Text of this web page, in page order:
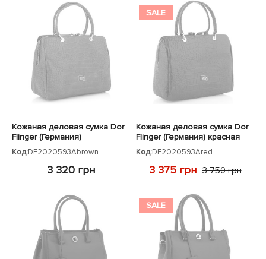
Кожаная деловая сумка Dor
Flinger (Германия)
коричневая
DF2020593Abrown
Код:DF2020593Abrown
3 320 грн
SALE
Кожаная деловая сумка Dor
Flinger (Германия) красная
DF2020593Ared
Код:DF2020593Ared
3 375 грн 3 750 грн
SALE